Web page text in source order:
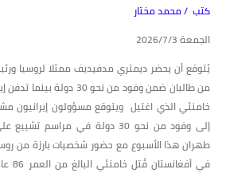
كتب / محمد مختار
الجمعة 2026/7/3
يُتوقع أن يحضر ديمتري مدفيديف ممثلا لروسيا
من طالبان ضمن وفود من نحو
خامنئي الذي اغتيل ويتوقع مسؤولون إيرانيون
إلى وفود من نحو 30 دولة في
طهران هذا الأسبوع مع حضور شخصيات بارزة من